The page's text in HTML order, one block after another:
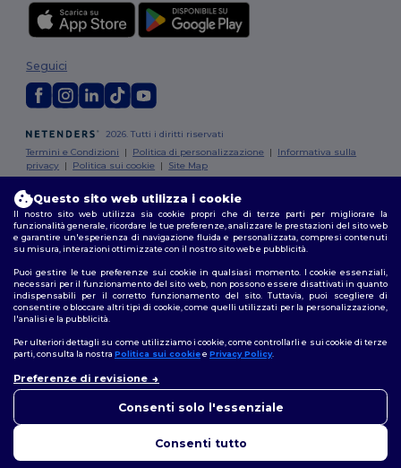
2026. Tutti i diritti riservati
Termini e Condizioni | Politica di personalizzazione | Informativa sulla
privacy | Politica sui cookie | Site Map
Seguici
Roma|Milano |Napoli | Torino |Palermo |Genova
Catania |Bari
Questo sito web utilizza i cookie
Il nostro sito web utilizza sia cookie propri che di terze parti per migliorare la
funzionalità generale, ricordare le tue preferenze, analizzare le prestazioni del sito web
e garantire un'esperienza di navigazione fluida e personalizzata, compresi contenuti
su misura, interazioni ottimizzate con il nostro sito web e pubblicità.
Puoi gestire le tue preferenze sui cookie in qualsiasi momento. I cookie essenziali,
necessari per il funzionamento del sito web, non possono essere disattivati in quanto
indispensabili per il corretto funzionamento del sito. Tuttavia, puoi scegliere di
consentire o bloccare altri tipi di cookie, come quelli utilizzati per la personalizzazione,
l'analisi e la pubblicità.
Per ulteriori dettagli su come utilizziamo i cookie, come controllarli e sui cookie di terze
parti, consulta la nostra Politica sui cookiee Privacy Policy.
Preferenze di revisione
Consenti solo l'essenziale
Consenti tutto
puoi contattarci in qualsiasi
qui per aiutarti.